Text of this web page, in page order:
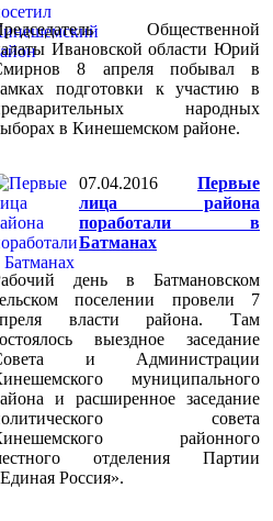
Общественной
Ивановской области Юрий
8 апреля побывал в
подготовки к участию в
народных
в Кинешемском районе.
07.04.2016
Первые
лица района
поработали в
Батманах
день в Батмановском
поселении провели 7
власти района. Там
выездное заседание
и Администрации
муниципального
и расширенное заседание
совета
районного
отделения Партии
Россия».